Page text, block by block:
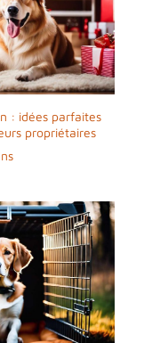
: idées parfaites
propriétaires